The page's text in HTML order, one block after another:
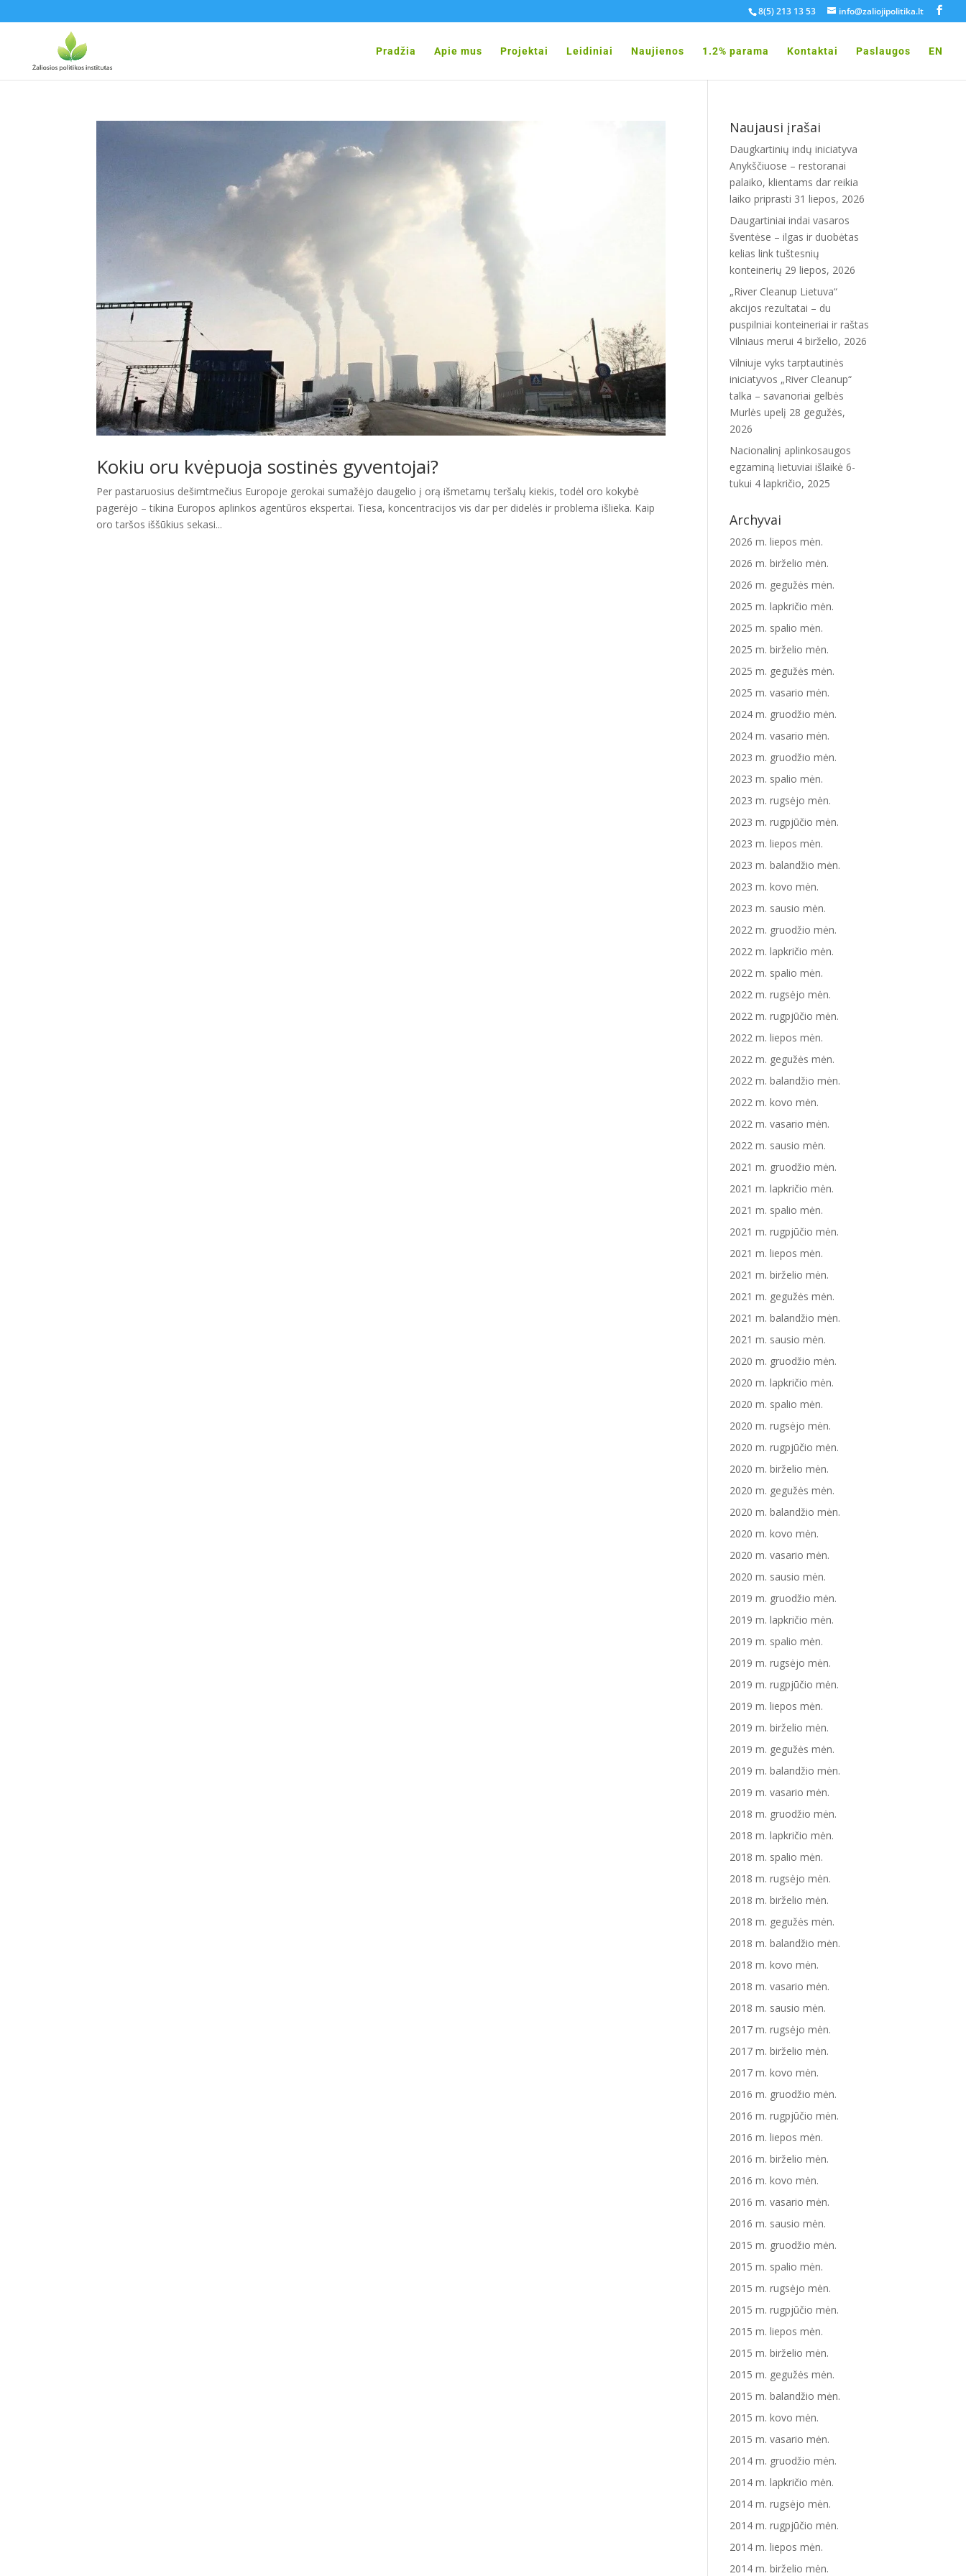
8(5) 213 13 53 info@zaliojipolitika.lt
Pradžia Apie mus Projektai Leidiniai Naujienos 1.2% parama Kontaktai Paslaugos EN
Kokiu oru kvėpuoja sostinės gyventojai?
Per pastaruosius dešimtmečius Europoje gerokai sumažėjo daugelio į orą išmetamų teršalų kiekis, todėl oro kokybė
pagerėjo – tikina Europos aplinkos agentūros ekspertai. Tiesa, koncentracijos vis dar per didelės ir problema išlieka. Kaip
oro taršos iššūkius sekasi...
Naujausi įrašai
Daugkartinių indų iniciatyva
Anykščiuose – restoranai
palaiko, klientams dar reikia
laiko priprasti 31 liepos, 2026
Daugartiniai indai vasaros
šventėse – ilgas ir duobėtas
kelias link tuštesnių
konteinerių 29 liepos, 2026
„River Cleanup Lietuva“
akcijos rezultatai – du
puspilniai konteineriai ir raštas
Vilniaus merui 4 birželio, 2026
Vilniuje vyks tarptautinės
iniciatyvos „River Cleanup“
talka – savanoriai gelbės
Murlės upelį 28 gegužės,
2026
Nacionalinį aplinkosaugos
egzaminą lietuviai išlaikė 6-
tukui 4 lapkričio, 2025
Archyvai
2026 m. liepos mėn.
2026 m. birželio mėn.
2026 m. gegužės mėn.
2025 m. lapkričio mėn.
2025 m. spalio mėn.
2025 m. birželio mėn.
2025 m. gegužės mėn.
2025 m. vasario mėn.
2024 m. gruodžio mėn.
2024 m. vasario mėn.
2023 m. gruodžio mėn.
2023 m. spalio mėn.
2023 m. rugsėjo mėn.
2023 m. rugpjūčio mėn.
2023 m. liepos mėn.
2023 m. balandžio mėn.
2023 m. kovo mėn.
2023 m. sausio mėn.
2022 m. gruodžio mėn.
2022 m. lapkričio mėn.
2022 m. spalio mėn.
2022 m. rugsėjo mėn.
2022 m. rugpjūčio mėn.
2022 m. liepos mėn.
2022 m. gegužės mėn.
2022 m. balandžio mėn.
2022 m. kovo mėn.
2022 m. vasario mėn.
2022 m. sausio mėn.
2021 m. gruodžio mėn.
2021 m. lapkričio mėn.
2021 m. spalio mėn.
2021 m. rugpjūčio mėn.
2021 m. liepos mėn.
2021 m. birželio mėn.
2021 m. gegužės mėn.
2021 m. balandžio mėn.
2021 m. sausio mėn.
2020 m. gruodžio mėn.
2020 m. lapkričio mėn.
2020 m. spalio mėn.
2020 m. rugsėjo mėn.
2020 m. rugpjūčio mėn.
2020 m. birželio mėn.
2020 m. gegužės mėn.
2020 m. balandžio mėn.
2020 m. kovo mėn.
2020 m. vasario mėn.
2020 m. sausio mėn.
2019 m. gruodžio mėn.
2019 m. lapkričio mėn.
2019 m. spalio mėn.
2019 m. rugsėjo mėn.
2019 m. rugpjūčio mėn.
2019 m. liepos mėn.
2019 m. birželio mėn.
2019 m. gegužės mėn.
2019 m. balandžio mėn.
2019 m. vasario mėn.
2018 m. gruodžio mėn.
2018 m. lapkričio mėn.
2018 m. spalio mėn.
2018 m. rugsėjo mėn.
2018 m. birželio mėn.
2018 m. gegužės mėn.
2018 m. balandžio mėn.
2018 m. kovo mėn.
2018 m. vasario mėn.
2018 m. sausio mėn.
2017 m. rugsėjo mėn.
2017 m. birželio mėn.
2017 m. kovo mėn.
2016 m. gruodžio mėn.
2016 m. rugpjūčio mėn.
2016 m. liepos mėn.
2016 m. birželio mėn.
2016 m. kovo mėn.
2016 m. vasario mėn.
2016 m. sausio mėn.
2015 m. gruodžio mėn.
2015 m. spalio mėn.
2015 m. rugsėjo mėn.
2015 m. rugpjūčio mėn.
2015 m. liepos mėn.
2015 m. birželio mėn.
2015 m. gegužės mėn.
2015 m. balandžio mėn.
2015 m. kovo mėn.
2015 m. vasario mėn.
2014 m. gruodžio mėn.
2014 m. lapkričio mėn.
2014 m. rugsėjo mėn.
2014 m. rugpjūčio mėn.
2014 m. liepos mėn.
2014 m. birželio mėn.